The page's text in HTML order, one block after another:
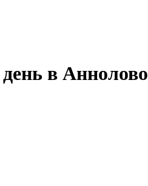
в Аннолово